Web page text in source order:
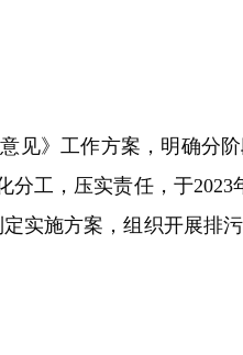
》工作方案，明确分阶
工，压实责任，于2023
实施方案，组织开展排